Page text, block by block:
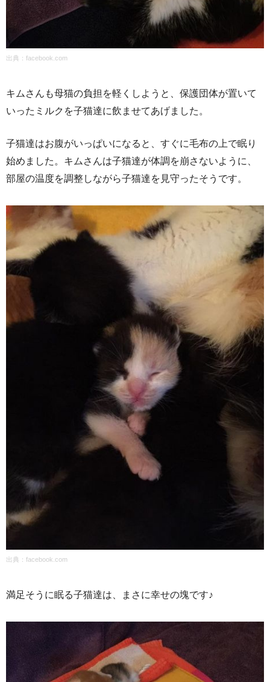
出典： facebook.com
キムさんも母猫の負担を軽くしようと、保護団体が置いて
いったミルクを子猫達に飲ませてあげました。
子猫達はお腹がいっぱいになると、すぐに毛布の上で眠り
始めました。キムさんは子猫達が体調を崩さないように、
部屋の温度を調整しながら子猫達を見守ったそうです。
出典： facebook.com
満足そうに眠る子猫達は、まさに幸せの塊です♪